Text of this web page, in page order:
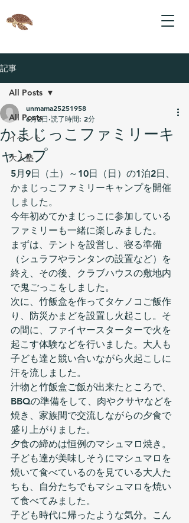
記事
All Posts
イベント
大人塾
All Posts
かまじっこファミリーキ
ャンプ
unmama25251958
6月2日 読了時間: 2分
5月9日（土）～10日（日）の1泊2日、
かまじっこファミリーキャンプを開催
しました。
今年初めてかまじっこに参加している
ファミリーも一緒に楽しみました。
まずは、テントを設営し、寝る準備
（シュラフやランタンの設置など）を
終え、その後、クラブハウスの敷地内
で鬼ごっこをしました。
次に、竹飯盒を作ってタケノコご飯作
り、防災かまどを設置し火起こし。そ
の間に、ファイヤースターターで火を
起こす体験などを行いました。大人も
子ども達と競い合いながら火起こしに
汗を流しました。
汁物と竹飯盒ご飯が出来たところで、
BBQの準備をして、肉やクサヤなどを
焼き、家族間で交流しながらの夕食で
盛り上がりました。
夕食の締めは恒例のマシュマロ焼き。
子ども達が美味しそうにマシュマロを
焼いて食べているのを見ている大人た
ちも、自分たちでもマシュマロを焼い
て食べてみました。
子ども時代に帰ったような気分。こん